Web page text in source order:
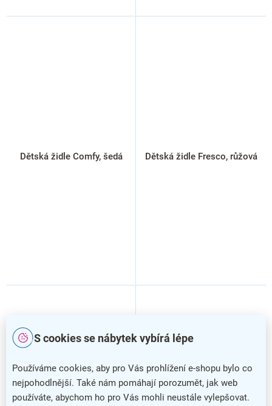
S cookies se nábytek vybírá lépe
Používáme cookies, aby pro Vás prohlížení e-shopu bylo co
nejpohodlnější. Také nám pomáhají porozumět, jak web
používáte, abychom ho pro Vás mohli neustále vylepšovat.
Dětská židle Comfy, šedá Dětská židle Fresco, růžová